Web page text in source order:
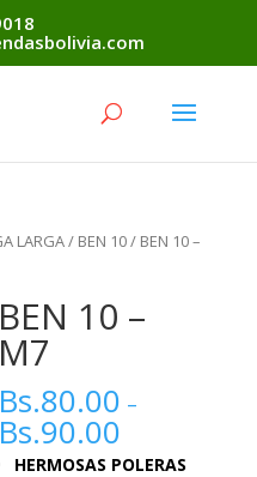
LARGA/ BEN 10/ BEN 10 –
BEN 10 –
M7
Bs.80.00 –
Bs.90.00
HERMOSAS POLERAS